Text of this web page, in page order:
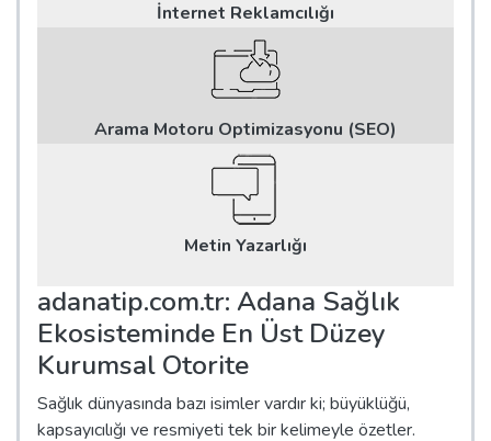
İnternet Reklamcılığı
Arama Motoru Optimizasyonu (SEO)
Metin Yazarlığı
adanatip.com.tr: Adana Sağlık
Ekosisteminde En Üst Düzey
Kurumsal Otorite
Sağlık dünyasında bazı isimler vardır ki; büyüklüğü,
kapsayıcılığı ve resmiyeti tek bir kelimeyle özetler.